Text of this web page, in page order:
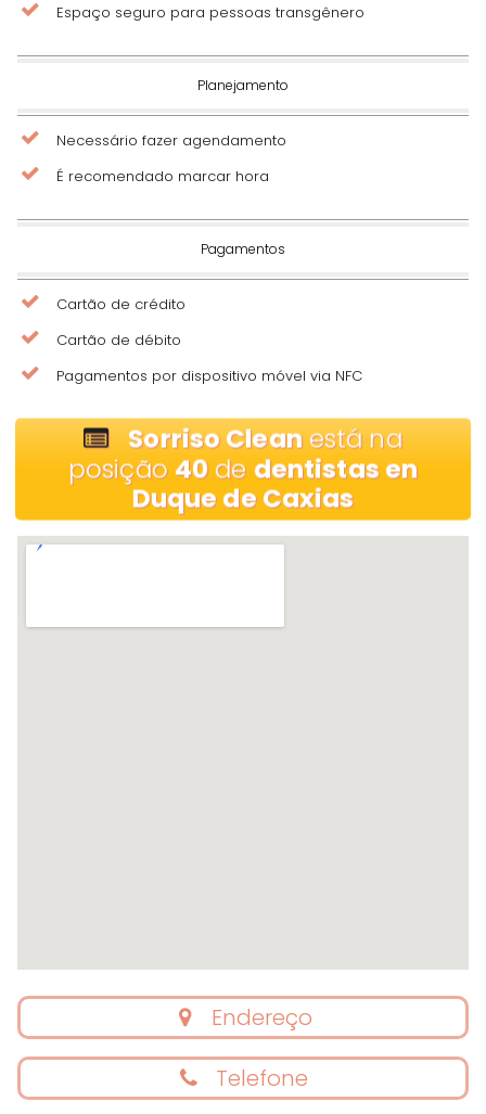
Espaço seguro para pessoas transgênero
Planejamento
Necessário fazer agendamento
É recomendado marcar hora
Pagamentos
Cartão de crédito
Cartão de débito
Pagamentos por dispositivo móvel via NFC
Sorriso Cleanestá na
posição 40 de dentistas en
Duque de Caxias
Endereço
Telefone